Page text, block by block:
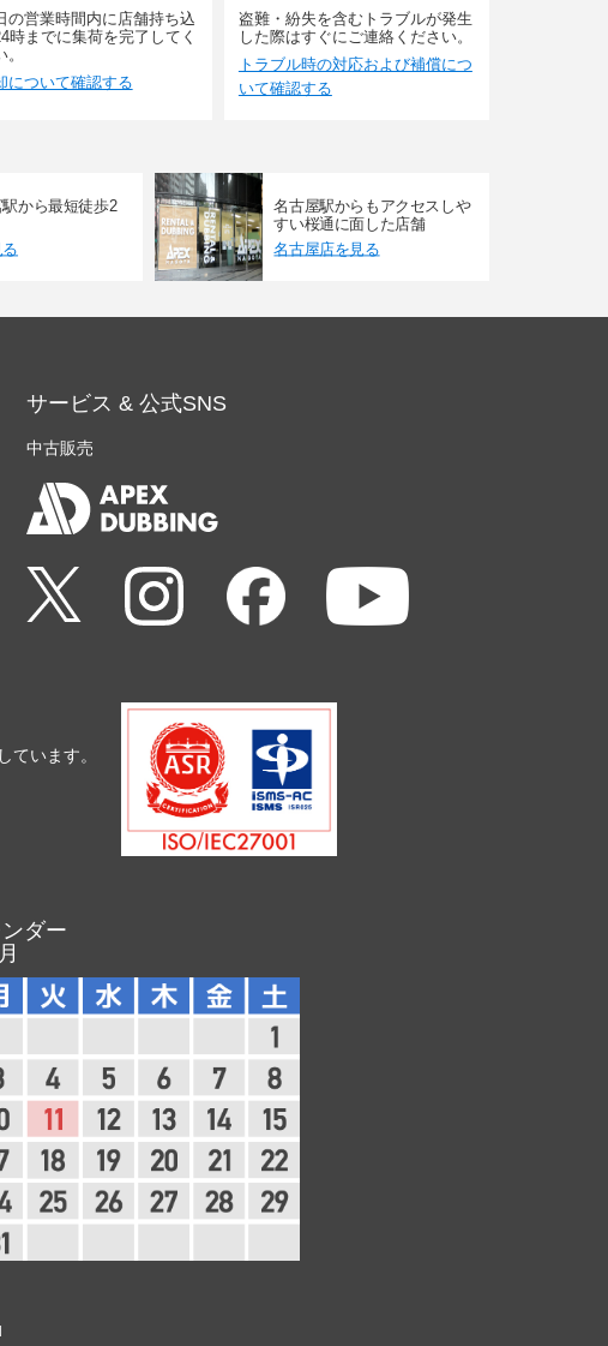
の営業時間内に店舗持ち込
時までに集荷を完了してく
について確認する
盗難・紛失を含むトラブルが発生
した際はすぐにご連絡ください。
トラブル時の対応および補償につ
いて確認する
から最短徒歩2 名古屋駅からもアクセスしや
すい桜通に面した店舗
名古屋店を見る
サービス & 公式SNS
中古販売
ています。
ダー